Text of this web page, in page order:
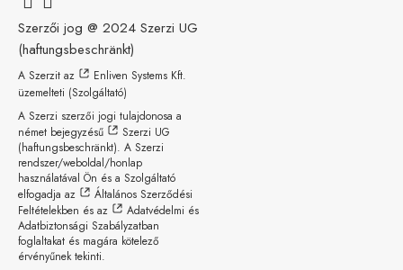
Szerzői jog @ 2024 Szerzi UG
(haftungsbeschränkt)
A Szerzit az
Enliven Systems Kft.
üzemelteti (Szolgáltató)
A Szerzi szerzői jogi tulajdonosa a
német bejegyzésű
Szerzi UG
(haftungsbeschränkt). A Szerzi
rendszer/weboldal/honlap
használatával Ön és a Szolgáltató
elfogadja az
Általános Szerződési
Feltételekben és az
Adatvédelmi és
Adatbiztonsági Szabályzatban
foglaltakat és magára kötelező
érvényűnek tekinti.